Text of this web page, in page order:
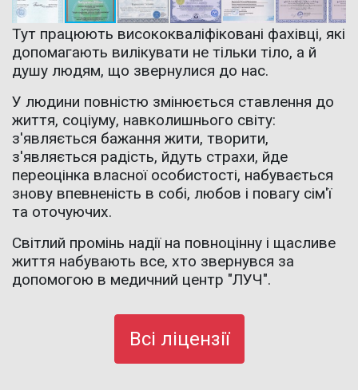
Тут працюють висококваліфіковані фахівці, які
допомагають вилікувати не тільки тіло, а й
душу людям, що звернулися до нас.
У людини повністю змінюється ставлення до
життя, соціуму, навколишнього світу:
з'являється бажання жити, творити,
з'являється радість, йдуть страхи, йде
переоцінка власної особистості, набувається
знову впевненість в собі, любов і повагу сім'ї
та оточуючих.
Світлий промінь надії на повноцінну і щасливе
життя набувають все, хто звернувся за
допомогою в медичний центр "ЛУЧ".
Всі ліцензії